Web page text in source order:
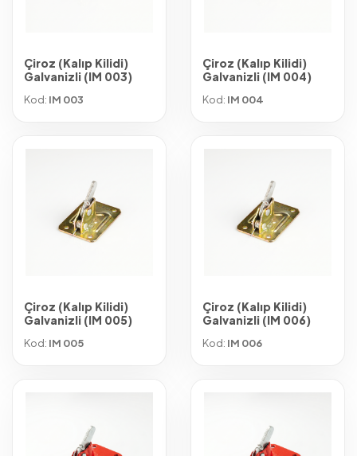
Çiroz (Kalıp Kilidi)
Galvanizli (IM 003)
Kod: IM 003
Çiroz (Kalıp Kilidi)
Galvanizli (IM 004)
Kod: IM 004
Çiroz (Kalıp Kilidi)
Galvanizli (IM 005)
Kod: IM 005
Çiroz (Kalıp Kilidi)
Galvanizli (IM 006)
Kod: IM 006